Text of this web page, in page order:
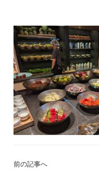
前の記事へ